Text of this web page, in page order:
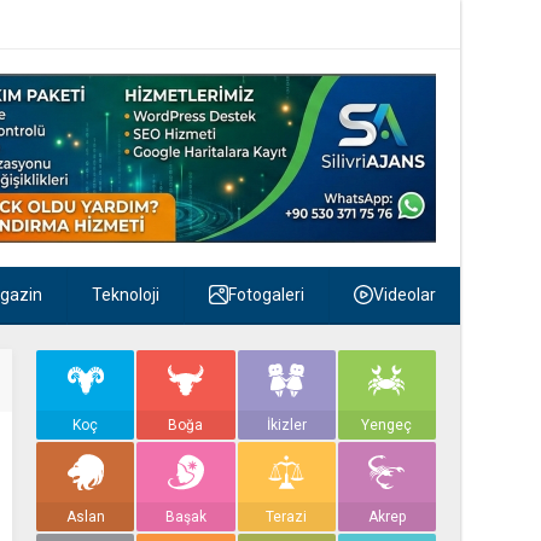
Teknoloji Fotogaleri Videolar
Koç Boğa İkizler Yengeç
Aslan Başak Terazi Akrep